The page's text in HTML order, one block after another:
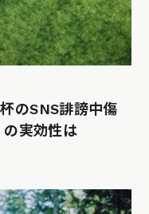
のSNS誹謗中傷
実効性は